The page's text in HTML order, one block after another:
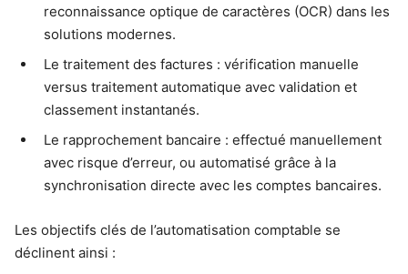
reconnaissance optique de caractères (OCR) dans les
solutions modernes.
Le traitement des factures : vérification manuelle
versus traitement automatique avec validation et
classement instantanés.
Le rapprochement bancaire : effectué manuellement
avec risque d’erreur, ou automatisé grâce à la
synchronisation directe avec les comptes bancaires.
Les objectifs clés de l’automatisation comptable se
déclinent ainsi :